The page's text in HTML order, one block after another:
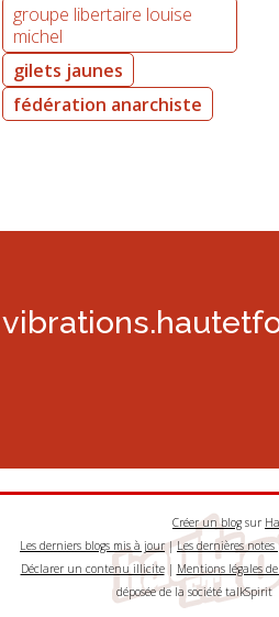
groupe libertaire louise
michel
gilets jaunes
fédération anarchiste
Créer un blog sur
Les derniers blogs mis à jour|Les dernières notes
Déclarer un contenu illicite| Mentions légales
déposée de la société